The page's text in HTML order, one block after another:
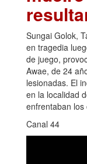
Sungai Golok,
en tragedia
de juego,
Awae, de 24
lesionadas. El
en la localidad
enfrentaban
Canal 44